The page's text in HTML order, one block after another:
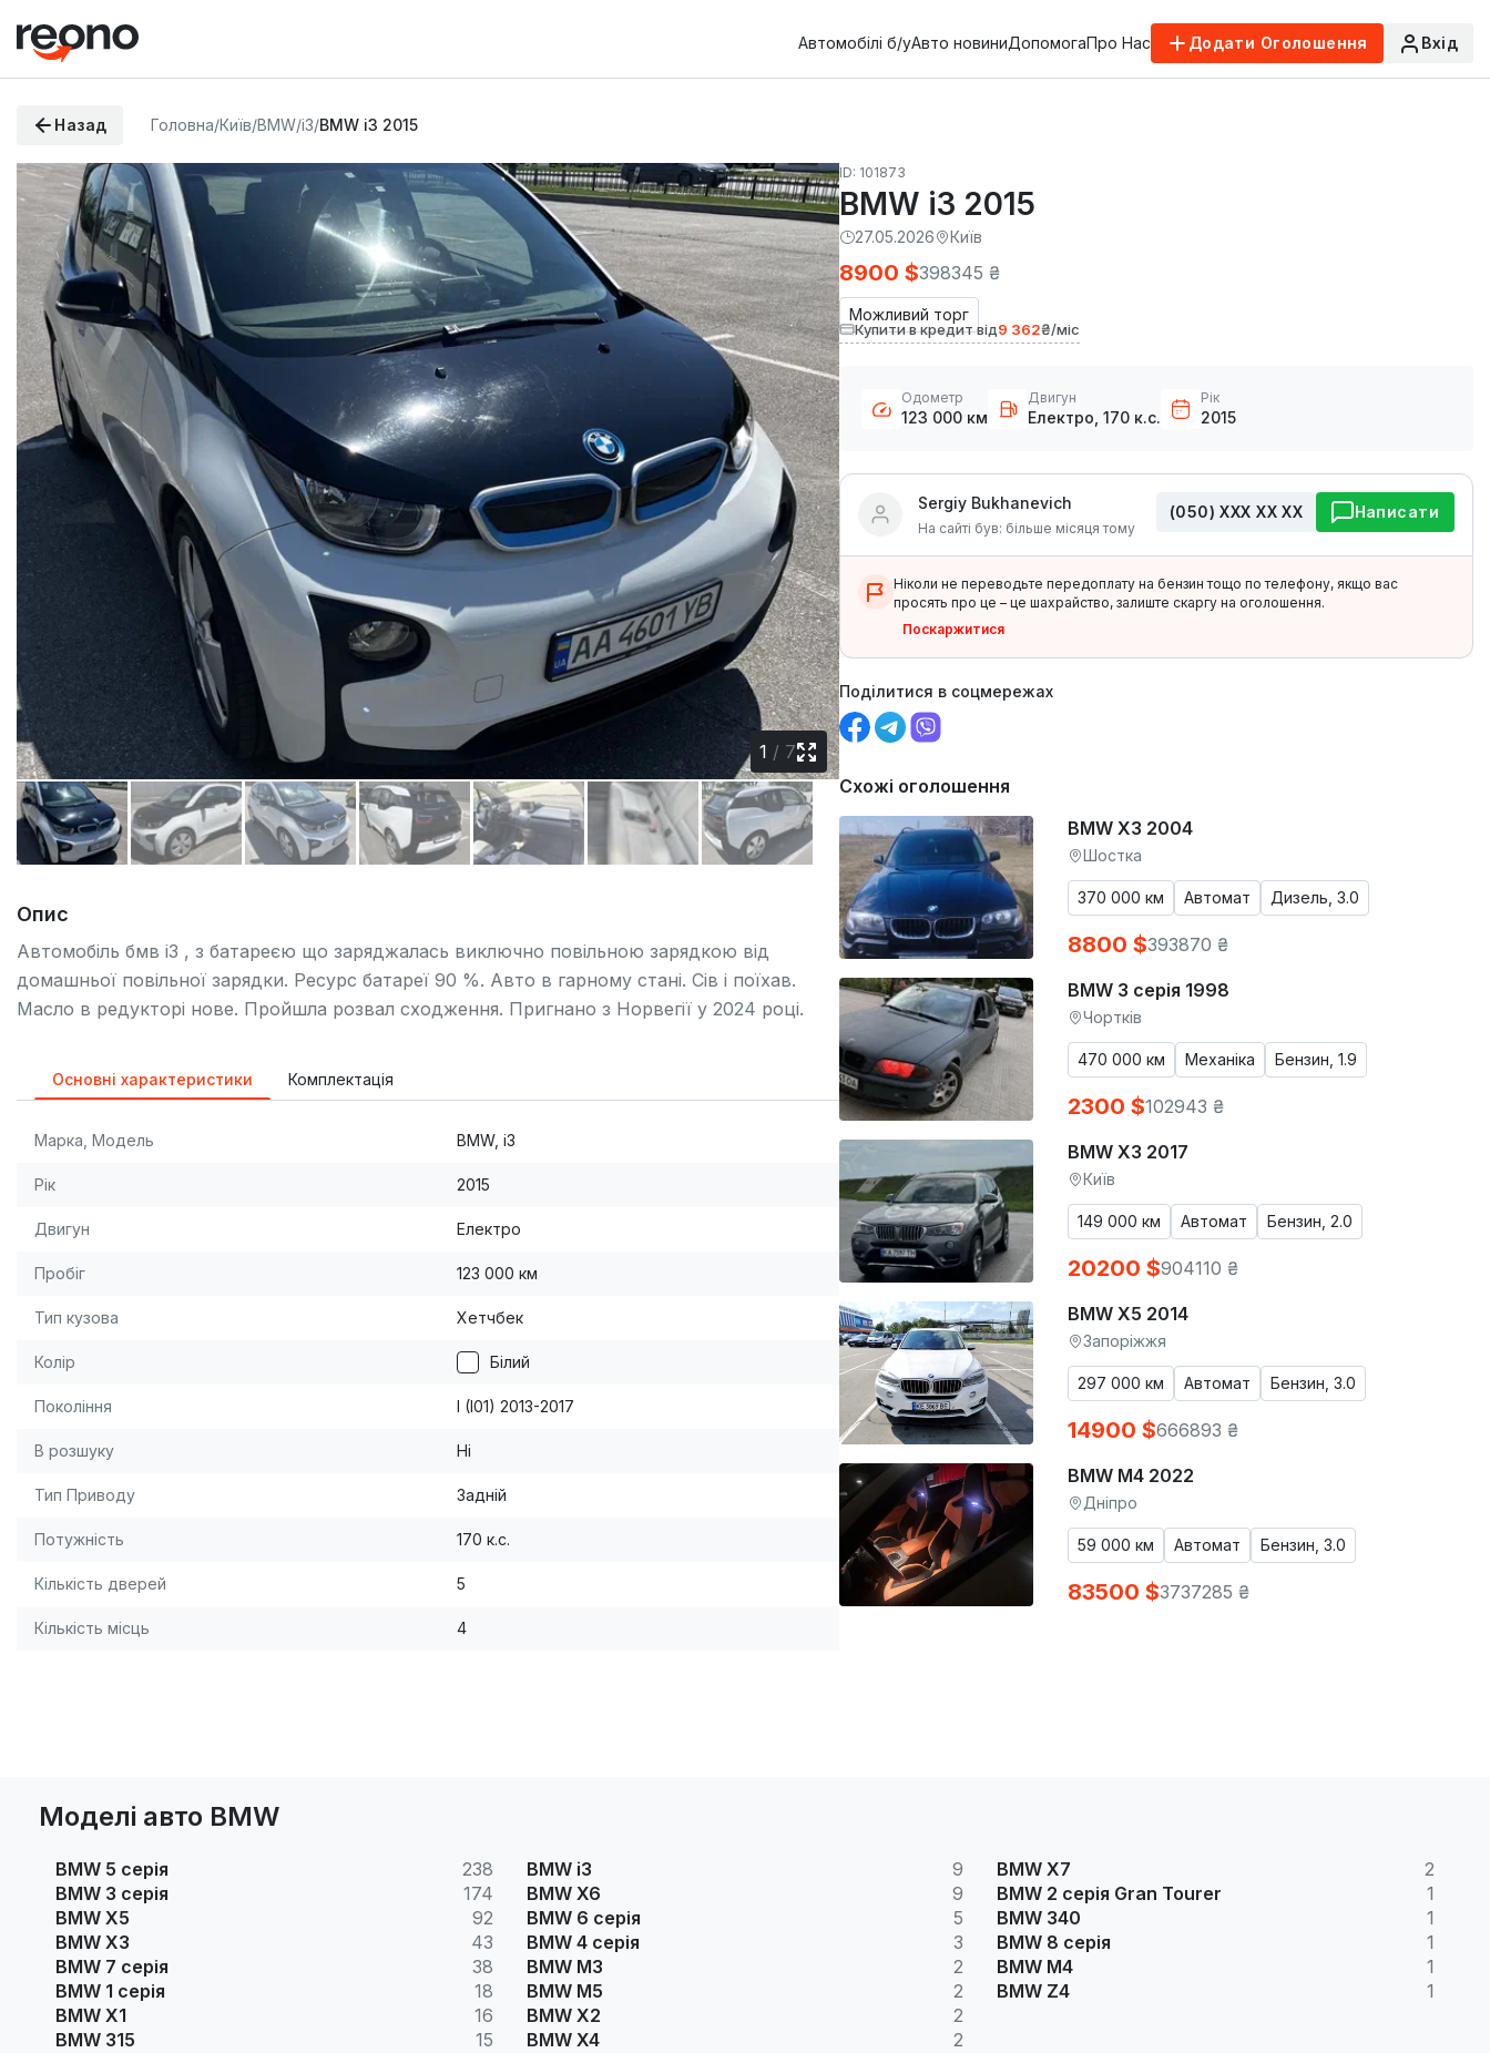
Автомобілі б/уАвто новиниДопомогаПро Нас Додати Оголошення Вхід
Назад Головна/Київ/BMW/i3/BMW i3 2015
1 / 7
Опис
Автомобіль бмв і3 , з батареєю що заряджалась виключно повільною зарядкою від
домашньої повільної зарядки. Ресурс батареї 90 %. Авто в гарному стані. Сів і поїхав.
Масло в редукторі нове. Пройшла розвал сходження. Пригнано з Норвегії у 2024 році.
Основні характеристики Комплектація
Марка, Модель BMW, i3
Рік 2015
Двигун Електро
Пробіг 123 000 км
Тип кузова Хетчбек
Колір Білий
Покоління I (I01) 2013-2017
В розшуку Ні
Тип Приводу Задній
Потужність 170 к.с.
Кількість дверей 5
Кількість місць 4
ID: 101873
BMW i3 2015
27.05.2026 Київ
Можливий торг
8900 $398345 ₴
Купити в кредит від9 362₴/міс
Одометр
123 000 км
Двигун
Електро, 170 к.с.
Рік
2015
Sergiy Bukhanevich
На сайті був: більше місяця тому
(050) ХХХ ХХ ХХ Написати
Ніколи не переводьте передоплату на бензин тощо по телефону, якщо вас
просять про це – це шахрайство, залиште скаргу на оголошення.
Поскаржитися
Поділитися в соцмережах
Схожі оголошення
BMW X3 2004
Шостка
370 000 км Автомат Дизель, 3.0
8800 $393870 ₴
BMW 3 серія 1998
Чортків
470 000 км Механіка Бензин, 1.9
2300 $102943 ₴
BMW X3 2017
Київ
149 000 км Автомат Бензин, 2.0
20200 $904110 ₴
BMW X5 2014
Запоріжжя
297 000 км Автомат Бензин, 3.0
14900 $666893 ₴
BMW M4 2022
Дніпро
59 000 км Автомат Бензин, 3.0
83500 $3737285 ₴
Моделі авто BMW
BMW 5 серія
238
BMW 3 серія
174
BMW X5
92
BMW X3
43
BMW 7 серія
38
BMW 1 серія
18
BMW X1
16
BMW 315
15
BMW i3
9
BMW X6
9
BMW 6 серія
5
BMW 4 серія
3
BMW M3
2
BMW M5
2
BMW X2
2
BMW X4
2
BMW X7
2
BMW 2 серія Gran Tourer
1
BMW 340
1
BMW 8 серія
1
BMW M4
1
BMW Z4
1